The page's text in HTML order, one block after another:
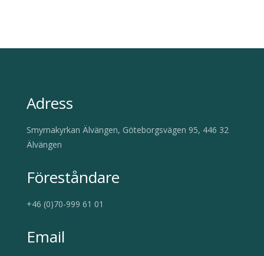
Adress
Smyrnakyrkan Älvängen, Göteborgsvägen 95, 446 32
Älvängen
Föreståndare
+46 (0)70-999 61 01
Email